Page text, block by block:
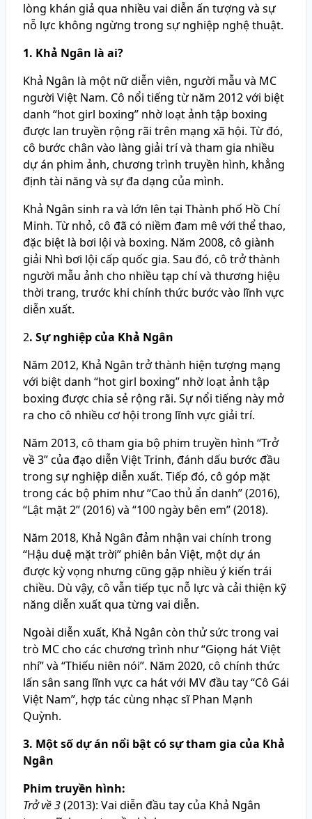
lòng khán giả qua nhiều vai diễn ấn tượng và sự
nỗ lực không ngừng trong sự nghiệp nghệ thuật.
1. Khả Ngân là ai?
Khả Ngân là một nữ diễn viên, người mẫu và MC
người Việt Nam. Cô nổi tiếng từ năm 2012 với biệt
danh “hot girl boxing” nhờ loạt ảnh tập boxing
được lan truyền rộng rãi trên mạng xã hội. Từ đó,
cô bước chân vào làng giải trí và tham gia nhiều
dự án phim ảnh, chương trình truyền hình, khẳng
định tài năng và sự đa dạng của mình.
Khả Ngân sinh ra và lớn lên tại Thành phố Hồ Chí
Minh. Từ nhỏ, cô đã có niềm đam mê với thể thao,
đặc biệt là bơi lội và boxing. Năm 2008, cô giành
giải Nhì bơi lội cấp quốc gia. Sau đó, cô trở thành
người mẫu ảnh cho nhiều tạp chí và thương hiệu
thời trang, trước khi chính thức bước vào lĩnh vực
diễn xuất.
2. Sự nghiệp của Khả Ngân
Năm 2012, Khả Ngân trở thành hiện tượng mạng
với biệt danh “hot girl boxing” nhờ loạt ảnh tập
boxing được chia sẻ rộng rãi. Sự nổi tiếng này mở
ra cho cô nhiều cơ hội trong lĩnh vực giải trí.
Năm 2013, cô tham gia bộ phim truyền hình “Trở
về 3” của đạo diễn Việt Trinh, đánh dấu bước đầu
trong sự nghiệp diễn xuất. Tiếp đó, cô góp mặt
trong các bộ phim như “Cao thủ ẩn danh” (2016),
“Lật mặt 2” (2016) và “100 ngày bên em” (2018).
Năm 2018, Khả Ngân đảm nhận vai chính trong
“Hậu duệ mặt trời” phiên bản Việt, một dự án
được kỳ vọng nhưng cũng gặp nhiều ý kiến trái
chiều. Dù vậy, cô vẫn tiếp tục nỗ lực và cải thiện kỹ
năng diễn xuất qua từng vai diễn.
Ngoài diễn xuất, Khả Ngân còn thử sức trong vai
trò MC cho các chương trình như “Giọng hát Việt
nhí” và “Thiếu niên nói”. Năm 2020, cô chính thức
lấn sân sang lĩnh vực ca hát với MV đầu tay “Cô Gái
Việt Nam”, hợp tác cùng nhạc sĩ Phan Mạnh
Quỳnh.
3. Một số dự án nổi bật có sự tham gia của Khả
Ngân
Phim truyền hình:
Trở về 3(2013): Vai diễn đầu tay của Khả Ngân